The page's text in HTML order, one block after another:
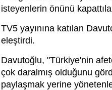
isteyenlerin önünü
TV5 yayınına katılan
eleştirdi.
Davutoğlu, "Türkiye'nin
çok daralmış olduğunu
paylaşmak yerine